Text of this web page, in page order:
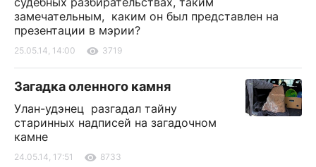
замечательным, каким он был представлен на
презентации в мэрии?
25.05.14, 14:00 3719
Загадка оленного камня
Улан-удэнец разгадал тайну
старинных надписей на загадочном
камне
24.05.14, 17:51 8733